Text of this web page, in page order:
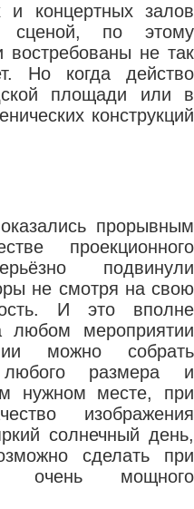
и концертных залов
сценой, по этому
востребованы не так
Но когда действо
площади или в
конструкций
прорывным
проекционного
подвинули
не смотря на свою
И это вполне
любом мероприятии
можно собрать
любого размера и
нужном месте, при
изображения
солнечный день,
сделать при
очень мощного